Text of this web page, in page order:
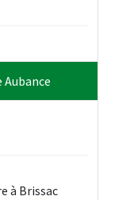
Aubance
à Brissac